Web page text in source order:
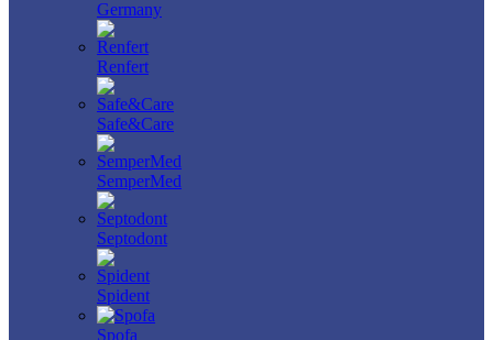
Germany
Renfert
Safe&Care
SemperMed
Septodont
Spident
Spofa